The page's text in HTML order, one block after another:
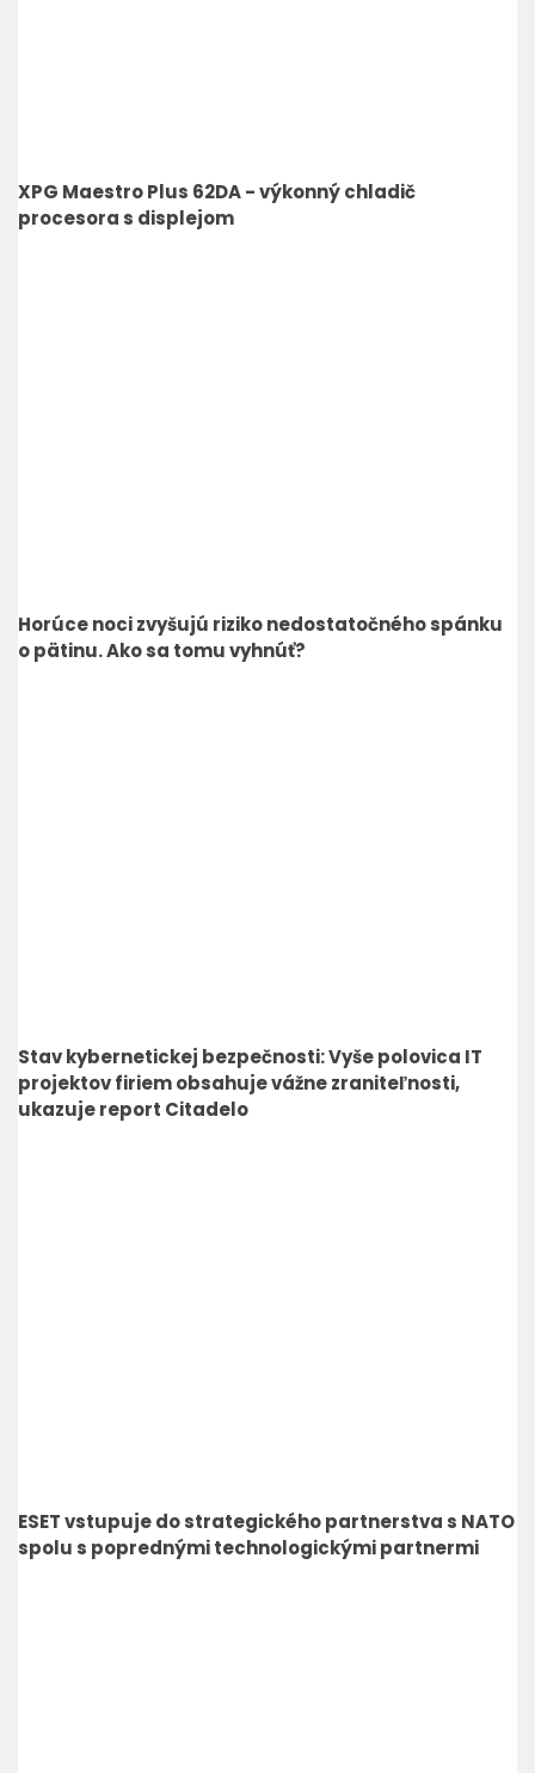
XPG Maestro Plus 62DA - výkonný chladič
procesora s displejom
Horúce noci zvyšujú riziko nedostatočného spánku
o pätinu. Ako sa tomu vyhnúť?
Stav kybernetickej bezpečnosti: Vyše polovica IT
projektov firiem obsahuje vážne zraniteľnosti,
ukazuje report Citadelo
ESET vstupuje do strategického partnerstva s NATO
spolu s poprednými technologickými partnermi